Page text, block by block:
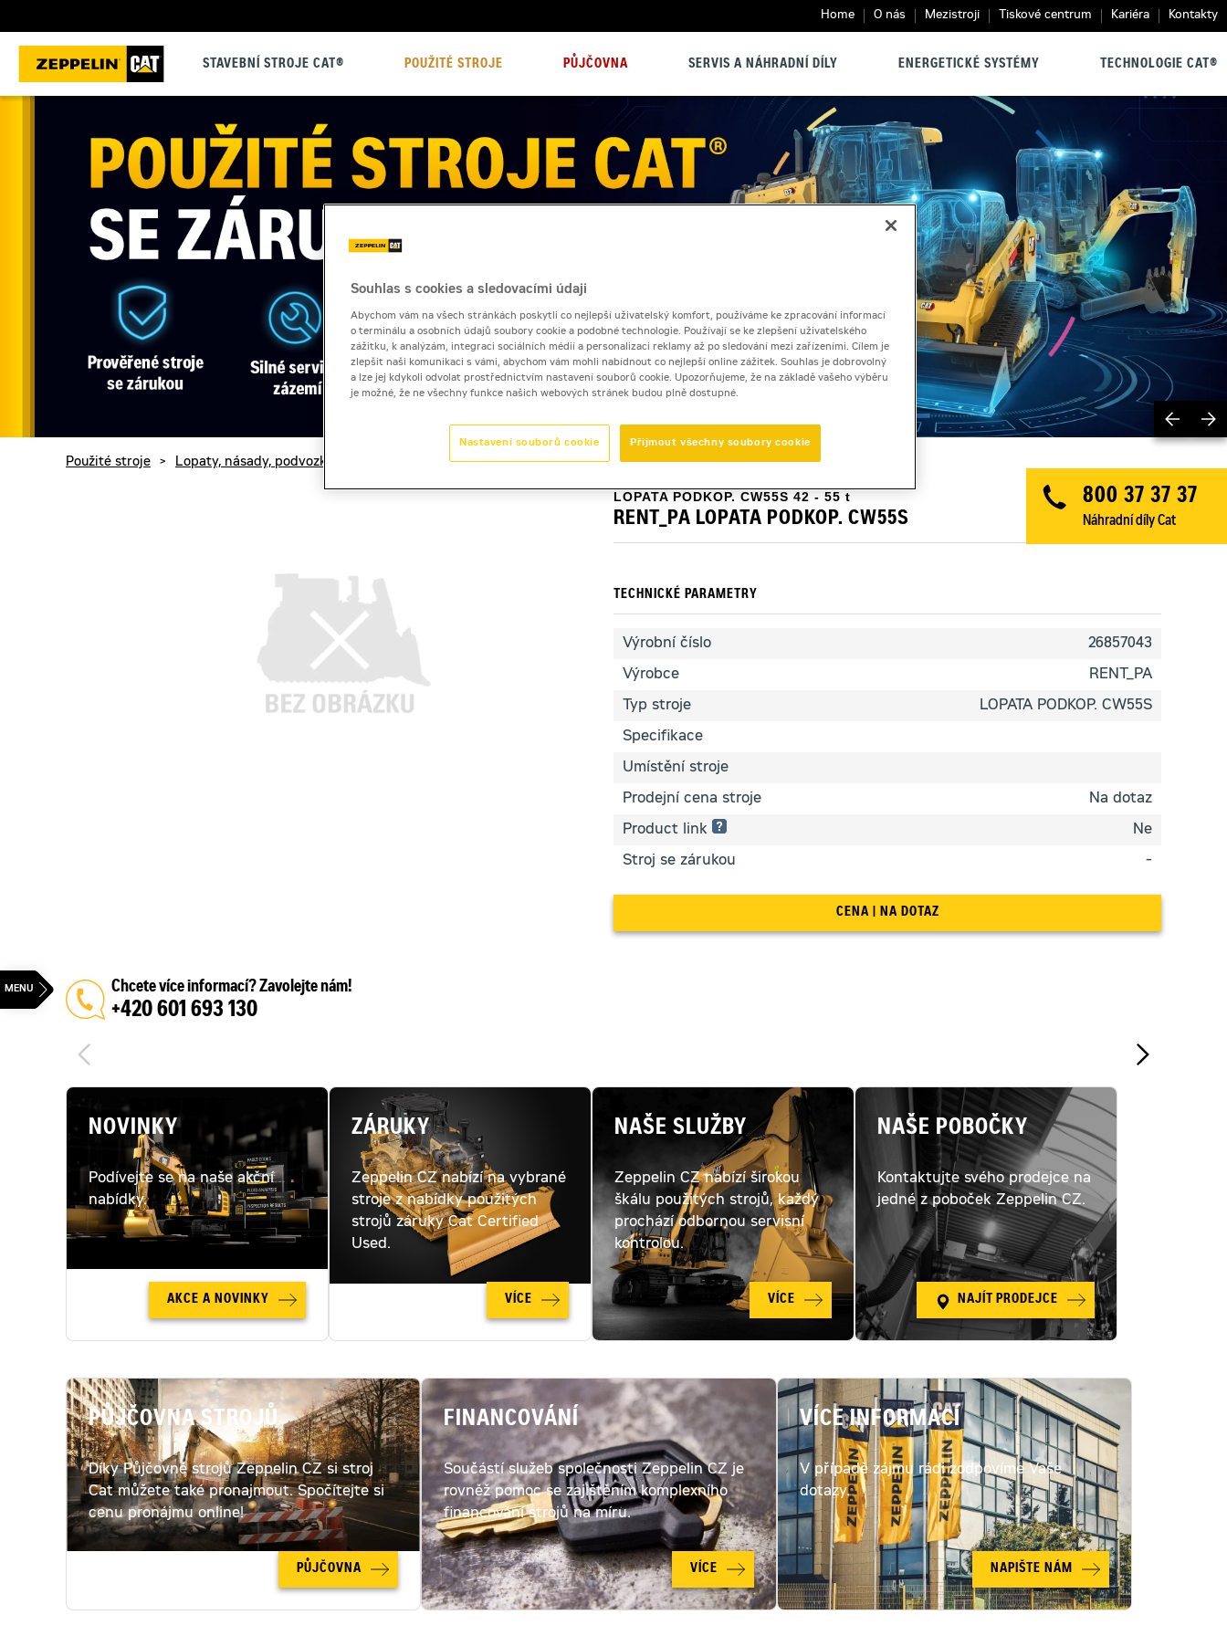
Home O nás Mezistroji Tiskové centrum Kariéra Kontakty
STAVEBNÍ STROJE CAT® POUŽITÉ STROJE PŮJČOVNA SERVIS A NÁHRADNÍ DÍLY ENERGETICKÉ SYSTÉMY TECHNOLOGIE CAT®
800 37 37 37
Náhradní díly Cat
Použité stroje > Lopaty, násady, podvozky a další příslušenství > Lopaty podkopové a svahovací > RENT_PA LOPATA PODKOP. CW55S
LOPATA PODKOP. CW55S 42 - 55 t
RENT_PA LOPATA PODKOP. CW55S
TECHNICKÉ PARAMETRY
Výrobní číslo 26857043
Výrobce RENT_PA
Typ stroje LOPATA PODKOP. CW55S
Specifikace
Umístění stroje
Prodejní cena stroje Na dotaz
Product link Ne
Stroj se zárukou -
CENA | NA DOTAZ
NOVINKY
Podívejte se na naše akční
nabídky.
AKCE A NOVINKY
ZÁRUKY
Zeppelin CZ nabízí na vybrané
stroje z nabídky použitých
strojů záruky Cat Certified
Used.
VÍCE
NAŠE SLUŽBY
Zeppelin CZ nabízí širokou
škálu použitých strojů, každý
prochází odbornou servisní
kontrolou.
VÍCE
NAŠE POBOČKY
Kontaktujte svého prodejce na
jedné z poboček Zeppelin CZ.
NAJÍT PRODEJCE
PŮJČOVNA STROJŮ
Díky Půjčovně strojů Zeppelin CZ si stroj
Cat můžete také pronajmout. Spočítejte si
cenu pronájmu online!
PŮJČOVNA
FINANCOVÁNÍ
Součástí služeb společnosti Zeppelin CZ je
rovněž pomoc se zajištěním komplexního
financování strojů na míru.
VÍCE
VÍCE INFORMACÍ
V případě zájmu rádi zodpovíme Vaše
dotazy.
NAPIŠTE NÁM
Chcete více informací? Zavolejte nám!
+420 601 693 130
Souhlas s cookies a sledovacími údaji
Abychom vám na všech stránkách poskytli co nejlepší uživatelský komfort, používáme ke zpracování informací
o terminálu a osobních údajů soubory cookie a podobné technologie. Používají se ke zlepšení uživatelského
zážitku, k analýzám, integraci sociálních médií a personalizaci reklamy až po sledování mezi zařízeními. Cílem je
zlepšit naši komunikaci s vámi, abychom vám mohli nabídnout co nejlepší online zážitek. Souhlas je dobrovolný
a lze jej kdykoli odvolat prostřednictvím nastavení souborů cookie. Upozorňujeme, že na základě vašeho výběru
je možné, že ne všechny funkce našich webových stránek budou plně dostupné.
Přijmout všechny soubory cookie
Nastavení souborů cookie